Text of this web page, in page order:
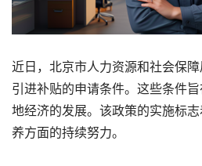
近日，北京市人力资源和社会保
引进补贴的申请条件。这些条件
地经济的发展。该政策的实施标
养方面的持续努力。